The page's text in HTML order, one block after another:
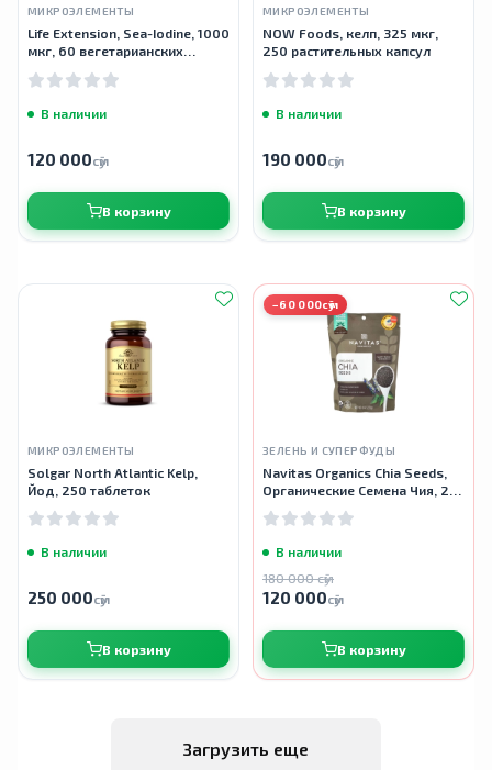
МИКРОЭЛЕМЕНТЫ
Life Extension, Sea-Iodine, 1000
мкг, 60 вегетарианских
В наличии
120 000сӯм
В корзину
МИКРОЭЛЕМЕНТЫ
NOW Foods, келп, 325 мкг,
250 растительных капсул
В наличии
190 000сӯм
В корзину
МИКРОЭЛЕМЕНТЫ
Solgar North Atlantic Kelp,
Йод, 250 таблеток
В наличии
250 000сӯм
В корзину
−60 000сӯм
ЗЕЛЕНЬ И СУПЕРФУДЫ
Navitas Organics Chia Seeds,
Органические Семена Чия, 227
В наличии
180 000 сӯм
120 000сӯм
В корзину
Загрузить еще